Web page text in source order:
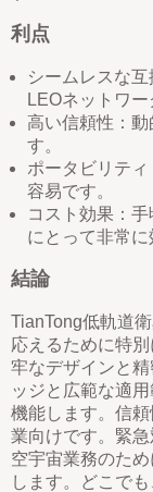
利点
シームレスな
LEOネットワ
高い信頼性：
す。
ポータビリテ
容易です。
コスト効果：
にとって非常に
結論
TianTong低軌道
応えるために特
牢なデザインと精
ッジと広範な適
機能します。 信
業向けです。緊急
空宇宙業務のた
します。
どこでも